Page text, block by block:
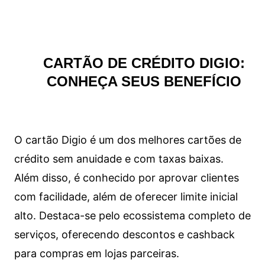
CARTÃO DE CRÉDITO DIGIO:
CONHEÇA SEUS BENEFÍCIO
O cartão Digio é um dos melhores cartões de
crédito sem anuidade e com taxas baixas.
Além disso, é conhecido por aprovar clientes
com facilidade, além de oferecer limite inicial
alto. Destaca-se pelo ecossistema completo de
serviços, oferecendo descontos e cashback
para compras em lojas parceiras.